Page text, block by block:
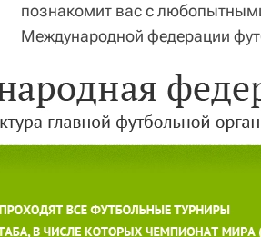
познакомит вас с
Международной федерации